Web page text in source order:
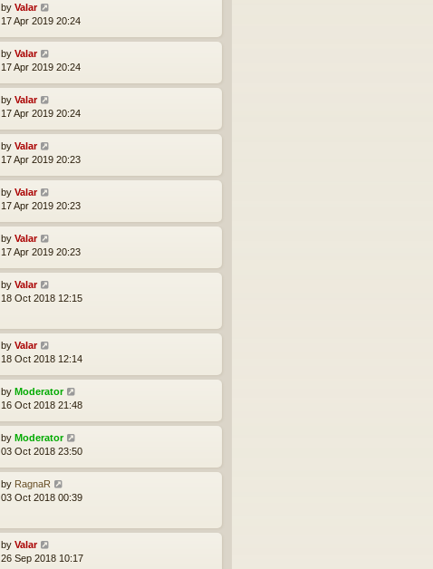
by Valar
17 Apr 2019 20:24
by Valar
17 Apr 2019 20:24
by Valar
17 Apr 2019 20:24
by Valar
17 Apr 2019 20:23
by Valar
17 Apr 2019 20:23
by Valar
17 Apr 2019 20:23
by Valar
18 Oct 2018 12:15
by Valar
18 Oct 2018 12:14
by Moderator
16 Oct 2018 21:48
by Moderator
03 Oct 2018 23:50
by RagnaR
03 Oct 2018 00:39
by Valar
26 Sep 2018 10:17